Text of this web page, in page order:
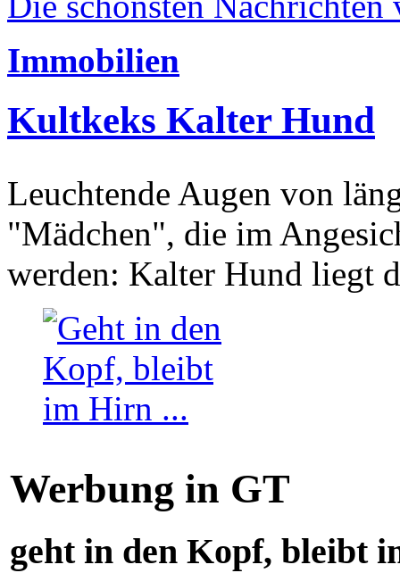
Immobilien
Kultkeks Kalter Hund
Leuchtende Augen von
"Mädchen", die im
werden: Kalter Hund liegt
Werbung in GT
geht in den Kopf, bleibt